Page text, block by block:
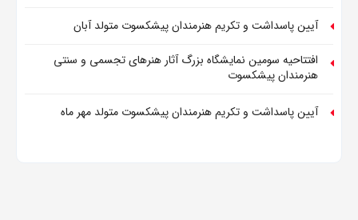
آیین پاسداشت و تکریم هنرمندان پیشکسوت متولد آبان
افتتاحیه سومین نمایشگاه بزرگ آثار هنرهای تجسمی و سنتی
هنرمندان پیشکسوت
آیین پاسداشت و تکریم هنرمندان پیشکسوت متولد مهر ماه